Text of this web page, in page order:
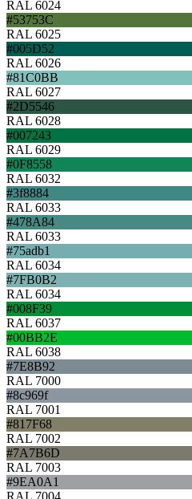
RAL 6024
#53753C
RAL 6025
#005D52
RAL 6026
#81C0BB
RAL 6027
#2D5546
RAL 6028
#007243
RAL 6029
#0F8558
RAL 6032
#3f8884
RAL 6033
#478A84
RAL 6033
#75adb1
RAL 6034
#7FB0B2
RAL 6034
#008F39
RAL 6037
#00BB2E
RAL 6038
#7E8B92
RAL 7000
#8c969f
RAL 7001
#817F68
RAL 7002
#7A7B6D
RAL 7003
#9EA0A1
RAL 7004